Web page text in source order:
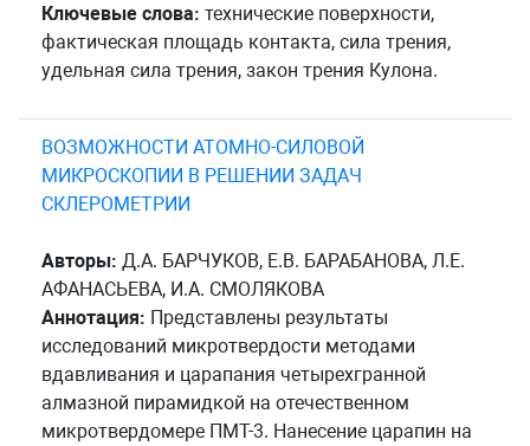
Ключевые слова: технические поверхности,
фактическая площадь контакта, сила трения,
удельная сила трения, закон трения Кулона.
ВОЗМОЖНОСТИ АТОМНО-СИЛОВОЙ
МИКРОСКОПИИ В РЕШЕНИИ ЗАДАЧ
СКЛЕРОМЕТРИИ
Авторы: Д.А. БАРЧУКОВ, Е.В. БАРАБАНОВА, Л.Е.
АФАНАСЬЕВА, И.А. СМОЛЯКОВА
Аннотация: Представлены результаты
исследований микротвердости методами
вдавливания и царапания четырехгранной
алмазной пирамидкой на отечественном
микротвердомере ПМТ-3. Нанесение царапин на